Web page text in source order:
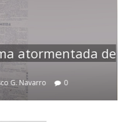
atormentada de
G. Navarro 0